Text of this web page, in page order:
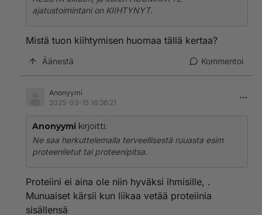
ajatustoimintani on KIIHTYNYT.
Mistä tuon kiihtymisen huomaa tällä kertaa?
Äänestä Kommentoi
Anonyymi
2025-03-15 16:36:21
Anonyymi kirjoitti:
Ne saa herkuttelemalla terveellisestä ruuasta esim
proteeniletut tai proteenipitsa.
Proteiini ei aina ole niin hyväksi ihmisille, .
Munuaiset kärsii kun liikaa vetää proteiinia
sisällensä